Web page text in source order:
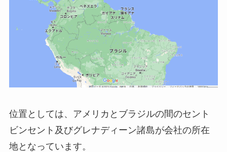
位置としては、アメリカとブラジルの間のセント
ビンセント及びグレナディーン諸島が会社の所在
地となっています。